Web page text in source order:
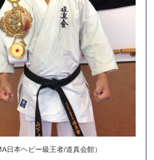
日本ヘビー級王者/道真会館）